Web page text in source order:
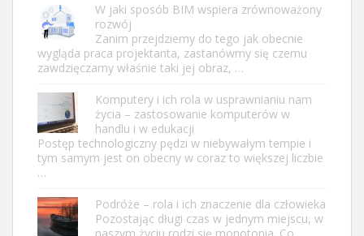
W jaki sposób BIM wspiera zrównoważony
rozwój
Zanim przejdziemy do tego jak obecnie
wygląda praca projektanta, zastanówmy się czemu
zawdzięczamy właśnie taki jej obraz, …
Komputery i ich rola w usprawnianiu nam
życia – zastosowanie komputerów w
handlu i w edukacji
Postęp technologiczny pędzi w niebywałym tempie i
tym samym jest on obecny w coraz to większej liczbie
…
Podróże – rola i ich znaczenie dla człowieka
Pozostając długi czas w jednym miejscu, w
naszym życiu rodzi się monotonia. Co